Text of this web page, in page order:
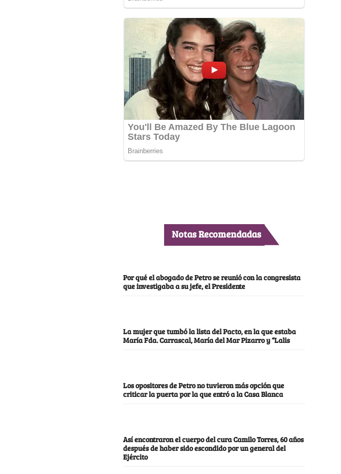
Notas Recomendadas
Por qué el abogado de Petro se reunió con la congresista
que investigaba a su jefe, el Presidente
La mujer que tumbó la lista del Pacto, en la que estaba
María Fda. Carrascal, María del Mar Pizarro y “Lalis
Los opositores de Petro no tuvieron más opción que
criticar la puerta por la que entró a la Casa Blanca
Así encontraron el cuerpo del cura Camilo Torres, 60 años
después de haber sido escondido por un general del
Ejército